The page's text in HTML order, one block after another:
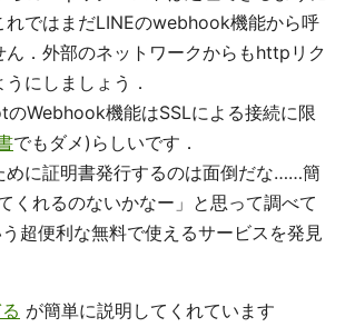
れではまだLINEのwebhook機能から呼
ん．外部のネットワークからもhttpリク
にしましょう．
のWebhook機能はSSLによる接続に限
でもダメ)らしいです．
めに証明書発行するのは面倒だな……簡
くれるのないかなー」と思って調べて
超便利な無料で使えるサービスを発見
が簡単に説明してくれています